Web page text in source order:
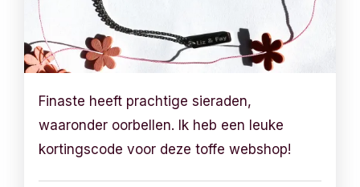
Finaste heeft prachtige sieraden,
waaronder oorbellen. Ik heb een leuke
kortingscode voor deze toffe webshop!